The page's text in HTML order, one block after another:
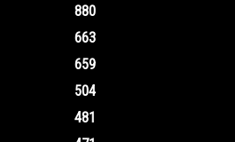
880
663
659
504
481